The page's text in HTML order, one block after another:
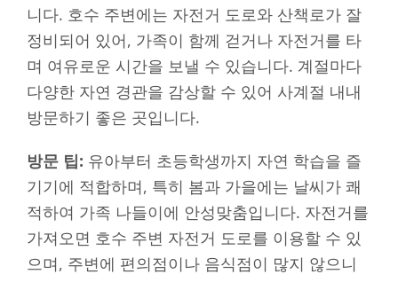
니다. 호수 주변에는 자전거 도로와 산책로가 잘
정비되어 있어, 가족이 함께 걷거나 자전거를 타
며 여유로운 시간을 보낼 수 있습니다. 계절마다
다양한 자연 경관을 감상할 수 있어 사계절 내내
방문하기 좋은 곳입니다.
방문 팁: 유아부터 초등학생까지 자연 학습을 즐
기기에 적합하며, 특히 봄과 가을에는 날씨가 쾌
적하여 가족 나들이에 안성맞춤입니다. 자전거를
가져오면 호수 주변 자전거 도로를 이용할 수 있
으며, 주변에 편의점이나 음식점이 많지 않으니